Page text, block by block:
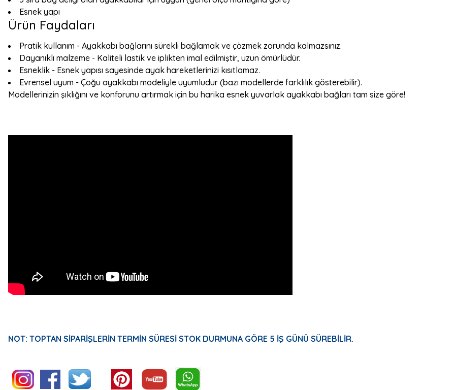
Esnek yapı
Ürün Faydaları
Pratik kullanım - Ayakkabı bağlarını sürekli bağlamak ve çözmek zorunda kalmazsınız.
Dayanıklı malzeme - Kaliteli lastik ve iplikten imal edilmiştir, uzun ömürlüdür.
Esneklik - Esnek yapısı sayesinde ayak hareketlerinizi kısıtlamaz.
Evrensel uyum - Çoğu ayakkabı modeliyle uyumludur (bazı modellerde farklılık gösterebilir).
Modellerinizin şıklığını ve konforunu artırmak için bu harika esnek yuvarlak ayakkabı bağları tam size göre!
NOT: TOPTAN SİPARİŞLERİN TERMİN SÜRESİ STOK DURMUNA GÖRE 5 İŞ GÜNÜ SÜREBİLİR.